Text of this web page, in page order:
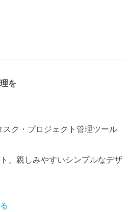
を
ク・プロジェクト管理ツール
、親しみやすいシンプルなデザ